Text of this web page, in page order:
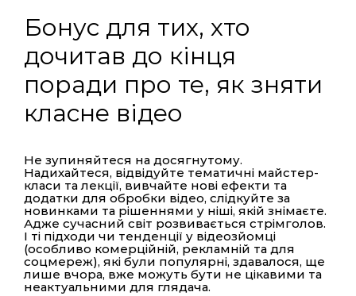
Бонус для тих, хто
дочитав до кінця
поради про те, як зняти
класне відео
Не зупиняйтеся на досягнутому.
Надихайтеся, відвідуйте тематичні майстер-
класи та лекції, вивчайте нові ефекти та
додатки для обробки відео, слідкуйте за
новинками та рішеннями у ніші, якій знімаєте.
Адже сучасний світ розвивається стрімголов.
І ті підходи чи тенденції у відеозйомці
(особливо комерційній, рекламній та для
соцмереж), які були популярні, здавалося, ще
лише вчора, вже можуть бути не цікавими та
неактуальними для глядача.